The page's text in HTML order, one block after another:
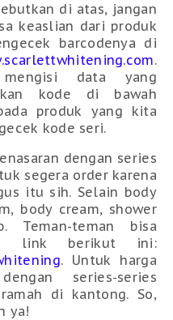
di atas, jangan
keaslian dari produk
barcodenya di
.
mengisi data yang
kode di bawah
produk yang kita
kode seri.
dengan series
segera order karena
itu sih. Selain body
body cream, shower
Teman-teman bisa
link berikut ini:
. Untuk harga
series-series
di kantong. So,
ya!